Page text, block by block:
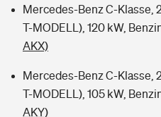
Mercedes-Benz C-Klasse,
T-MODELL), 120 kW,
AKX)
Mercedes-Benz C-Klasse,
T-MODELL), 105 kW,
AKY)